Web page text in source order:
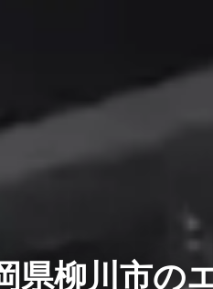
県柳川市の